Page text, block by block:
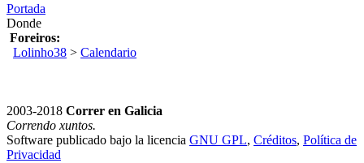
Portada
Donde
Foreiros:
Lolinho38 > Calendario
2003-2018 Correr en Galicia
Correndo xuntos.
Software publicado bajo la licencia GNU GPL, Créditos, Política de
Privacidad